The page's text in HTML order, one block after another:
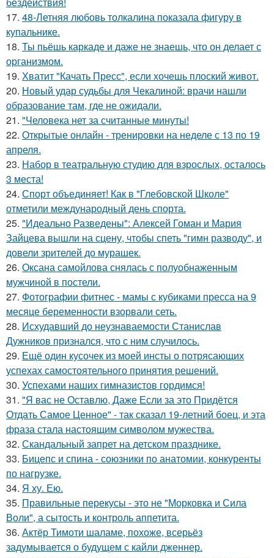
17. 48-Летняя любовь толкалина показала фигуру в
купальнике.
18. Ты пьёшь каркаде и даже не знаешь, что он делает с
организмом.
19. Хватит "Качать Пресс", если хочешь плоский живот.
20. Новый удар судьбы для Чекалиной: врачи нашли
образование там, где не ожидали.
21. "Человека нет за считанные минуты!
22. Открытые онлайн - тренировки на неделе с 13 по 19
апреля.
23. Набор в театральную студию для взрослых, осталось
3 места!
24. Спорт объединяет! Как в "Глебовской Школе"
отметили международный день спорта.
25. "Идеально Разведены": Алексей Гоман и Мария
Зайцева вышли на сцену, чтобы спеть "гимн разводу", и
довели зрителей до мурашек.
26. Оксана самойлова снялась с полуобнаженным
мужчиной в постели.
27. Фотографии фитнес - мамы с кубиками пресса на 9
месяце беременности взорвали сеть.
28. Исхудавший до неузнаваемости Станислав
Дужников признался, что с ним случилось.
29. Ещё один кусочек из моей инсты о потрясающих
успехах самостоятельного принятия решений.
30. Успехами наших гимназистов гордимся!
31. "Я вас не Оставлю, Даже Если за это Придётся
Отдать Самое Ценное" - так сказал 19-летний боец, и эта
фраза стала настоящим символом мужества.
32. Скандальный запрет на детском празднике.
33. Бицепс и спина - союзники по анатомии, конкуренты
по нагрузке.
34. Я ху. Ею.
35. Правильные перекусы - это не "Морковка и Сила
Воли", а сытость и контроль аппетита.
36. Актёр Тимоти шаламе, похоже, всерьёз
задумывается о будущем с кайли дженнер.